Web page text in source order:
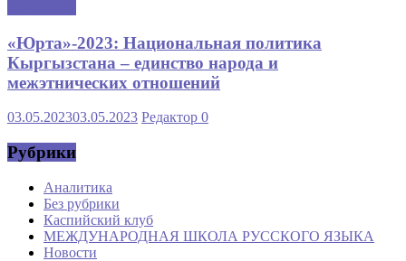
«Юрта»-2023: Национальная политика
Кыргызстана – единство народа и
межэтнических отношений
03.05.202303.05.2023 Редактор 0
Рубрики
Аналитика
Без рубрики
Каспийский клуб
МЕЖДУНАРОДНАЯ ШКОЛА РУССКОГО ЯЗЫКА
Новости